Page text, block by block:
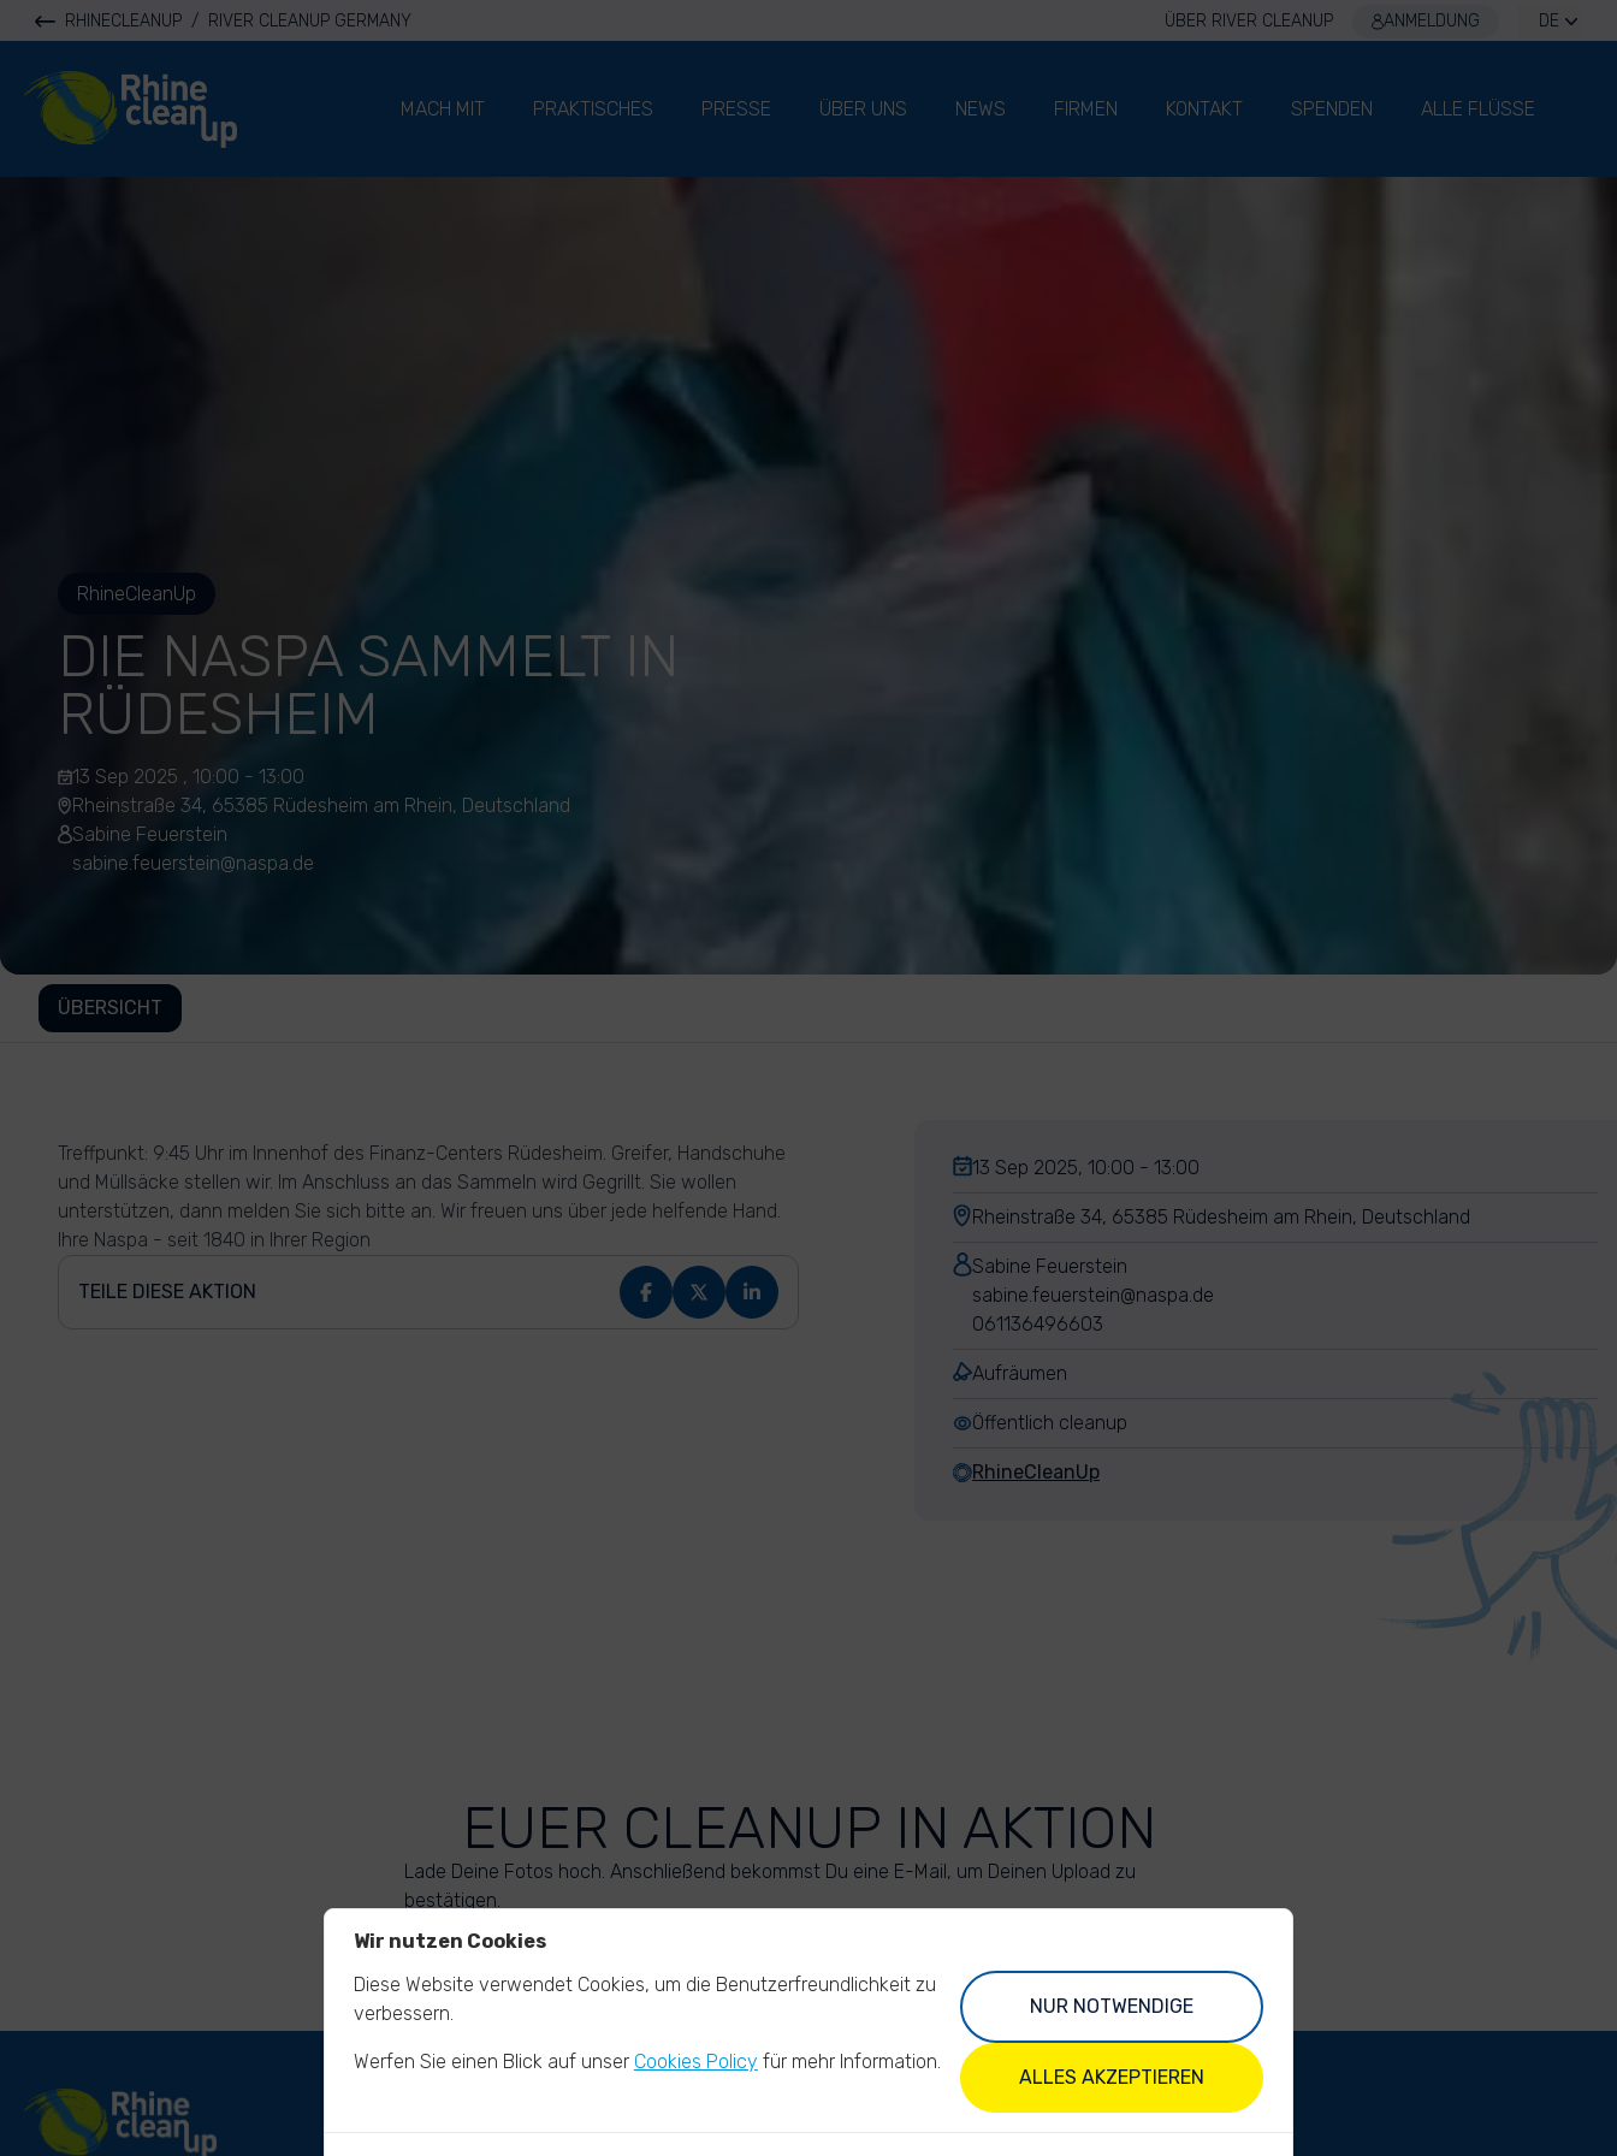
RHINECLEANUP / RIVER CLEANUP GERMANY ÜBER RIVER CLEANUP ANMELDUNG DE
River Cleanup
MACH MIT
PRAKTISCHES PRESSE ÜBER UNS NEWS FIRMEN KONTAKT SPENDEN ALLE FLÜSSE
RhineCleanUp
DIE NASPA SAMMELT IN
RÜDESHEIM
13 Sep 2025 , 10:00 - 13:00
Rheinstraße 34, 65385 Rüdesheim am Rhein, Deutschland
Sabine Feuerstein
sabine.feuerstein@naspa.de
ÜBERSICHT
Treffpunkt: 9:45 Uhr im Innenhof des Finanz-Centers Rüdesheim. Greifer, Handschuhe
und Müllsäcke stellen wir. Im Anschluss an das Sammeln wird Gegrillt. Sie wollen
unterstützen, dann melden Sie sich bitte an. Wir freuen uns über jede helfende Hand.
Ihre Naspa - seit 1840 in Ihrer Region
TEILE DIESE AKTION
13 Sep 2025, 10:00 - 13:00
Rheinstraße 34, 65385 Rüdesheim am Rhein, Deutschland
Sabine Feuerstein
sabine.feuerstein@naspa.de
061136496603
Aufräumen
Öffentlich cleanup
RhineCleanUp
EUER CLEANUP IN AKTION
Lade Deine Fotos hoch. Anschließend bekommst Du eine E-Mail, um Deinen Upload zu
bestätigen.
Wir nutzen Cookies
Diese Website verwendet Cookies, um die Benutzerfreundlichkeit zu
verbessern.
Werfen Sie einen Blick auf unser Cookies Policy für mehr Information.
NUR NOTWENDIGE
ALLES AKZEPTIEREN